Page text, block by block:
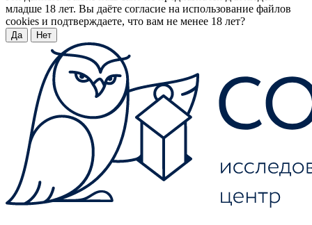
младше 18 лет. Вы даёте согласие на использование файлов
cookies и подтверждаете, что вам не менее 18 лет?
Да Нет